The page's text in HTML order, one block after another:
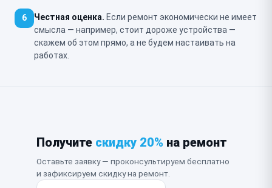
6 Честная оценка. Если ремонт экономически не имеет
смысла — например, стоит дороже устройства —
скажем об этом прямо, а не будем настаивать на
работах.
Получите скидку 20% на ремонт
Оставьте заявку — проконсультируем бесплатно
и зафиксируем скидку на ремонт.